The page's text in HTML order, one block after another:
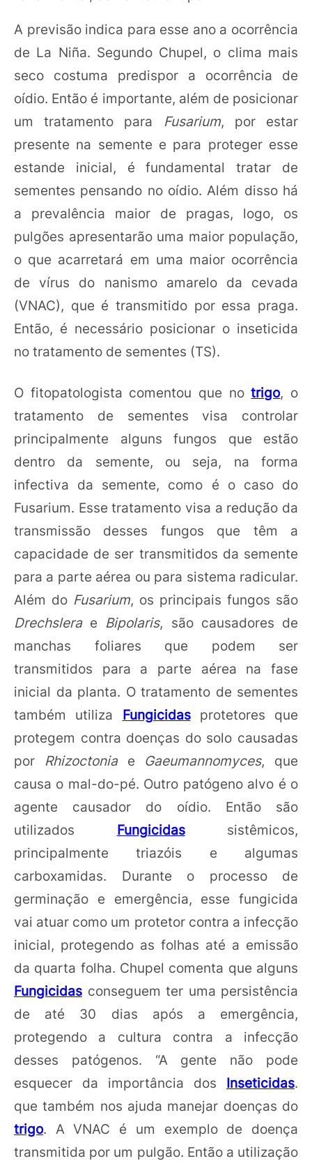
A previsão indica para esse ano a ocorrência
de La Niña. Segundo Chupel, o clima mais
seco costuma predispor a ocorrência de
oídio. Então é importante, além de posicionar
um tratamento para Fusarium, por estar
presente na semente e para proteger esse
estande inicial, é fundamental tratar de
sementes pensando no oídio. Além disso há
a prevalência maior de pragas, logo, os
pulgões apresentarão uma maior população,
o que acarretará em uma maior ocorrência
de vírus do nanismo amarelo da cevada
(VNAC), que é transmitido por essa praga.
Então, é necessário posicionar o inseticida
no tratamento de sementes (TS).
O fitopatologista comentou que notrigo, o
tratamento de sementes visa controlar
principalmente alguns fungos que estão
dentro da semente, ou seja, na forma
infectiva da semente, como é o caso do
Fusarium. Esse tratamento visa a redução da
transmissão desses fungos que têm a
capacidade de ser transmitidos da semente
para a parte aérea ou para sistema radicular.
Além do Fusarium, os principais fungos são
Drechslerae Bipolaris, são causadores de
manchas foliares que podem ser
transmitidos para a parte aérea na fase
inicial da planta. O tratamento de sementes
também utiliza Fungicidasprotetores que
protegem contra doenças do solo causadas
por Rhizoctoniae Gaeumannomyces, que
causa o mal-do-pé. Outro patógeno alvo é o
agente causador do oídio. Então são
utilizados Fungicidassistêmicos,
principalmente triazóis e algumas
carboxamidas. Durante o processo de
germinação e emergência, esse fungicida
vai atuar como um protetor contra a infecção
inicial, protegendo as folhas até a emissão
da quarta folha. Chupel comenta que alguns
Fungicidas conseguem ter uma persistência
de até 30 dias após a emergência,
protegendo a cultura contra a infecção
desses patógenos. “A gente não pode
esquecer da importância dos Inseticidas.
que também nos ajuda manejar doenças do
trigo. A VNAC é um exemplo de doença
transmitida por um pulgão. Então a utilização